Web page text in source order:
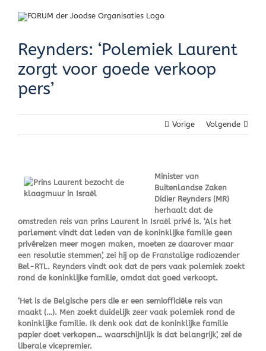
Reynders: ‘Polemiek Laurent
zorgt voor goede verkoop
pers’
Vorige Volgende
Minister van
Buitenlandse Zaken
Didier Reynders (MR)
herhaalt dat de
omstreden reis van prins Laurent in Israël privé is. ‘Als het
parlement vindt dat leden van de koninklijke familie geen
privéreizen meer mogen maken, moeten ze daarover maar
een resolutie stemmen’, zei hij op de Franstalige radiozender
Bel-RTL. Reynders vindt ook dat de pers vaak polemiek zoekt
rond de koninklijke familie, omdat dat goed verkoopt.
‘Het is de Belgische pers die er een semiofficiële reis van
maakt (…). Men zoekt duidelijk zeer vaak polemiek rond de
koninklijke familie. Ik denk ook dat de koninklijke familie
papier doet verkopen… waarschijnlijk is dat belangrijk’, zei de
liberale vicepremier.